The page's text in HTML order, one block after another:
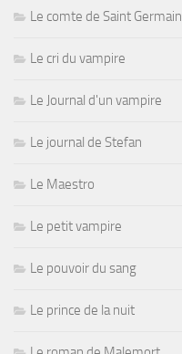
Le comte de Saint Germain
Le cri du vampire
Le Journal d'un vampire
Le journal de Stefan
Le Maestro
Le petit vampire
Le pouvoir du sang
Le prince de la nuit